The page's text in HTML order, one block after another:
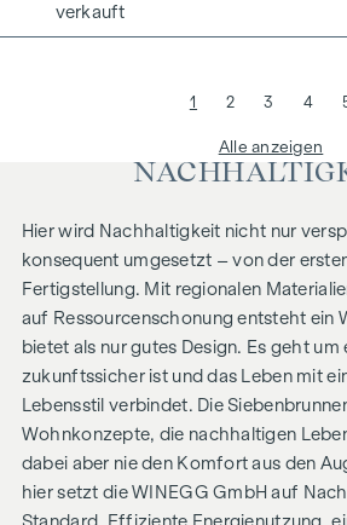
verkauft
1 2 3 4
Alle anzeigen
Hier wird Nachhaltigkeit nicht nur
konsequent umgesetzt – von der
Fertigstellung. Mit regionalen
auf Ressourcenschonung entsteht ein
bietet als nur gutes Design. Es geht um
zukunftssicher ist und das Leben mit
Lebensstil verbindet. Die
Wohnkonzepte, die nachhaltigen
dabei aber nie den Komfort aus den
hier setzt die WINEGG GmbH auf